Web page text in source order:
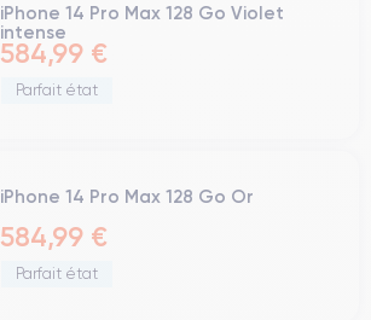
iPhone 14 Pro Max 128 Go Violet
intense
584,99 €
Parfait état
iPhone 14 Pro Max 128 Go Or
584,99 €
Parfait état